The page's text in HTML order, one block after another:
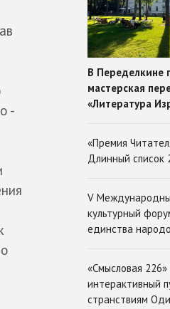
-
В Переделкине
мастерская
«Литература
«Премия
Длинный список
V
культурный
единства
«Смысловая 226»
интерактивный
странствиям